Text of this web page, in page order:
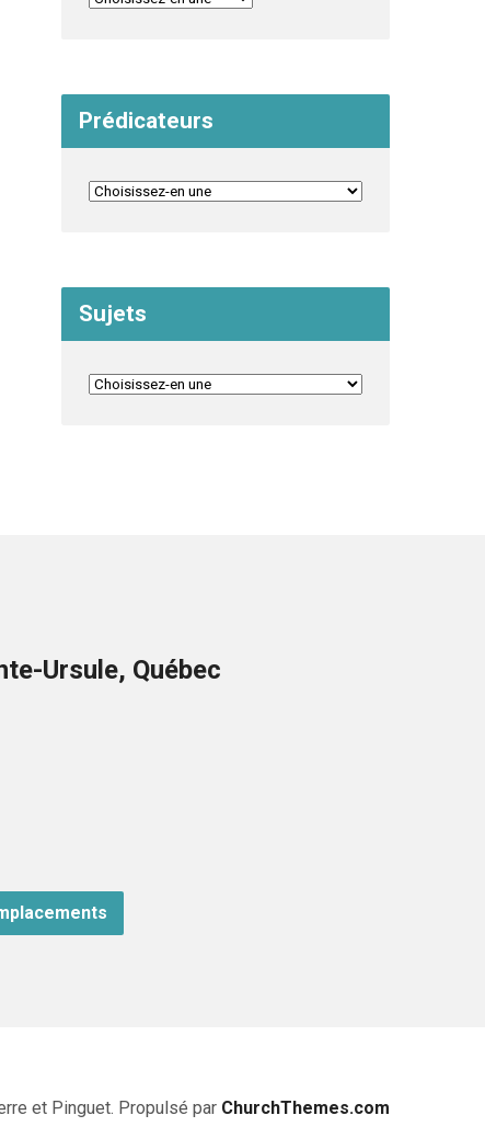
Prédicateurs
Sujets
Ursule, Québec
et Pinguet. Propulsé par ChurchThemes.com